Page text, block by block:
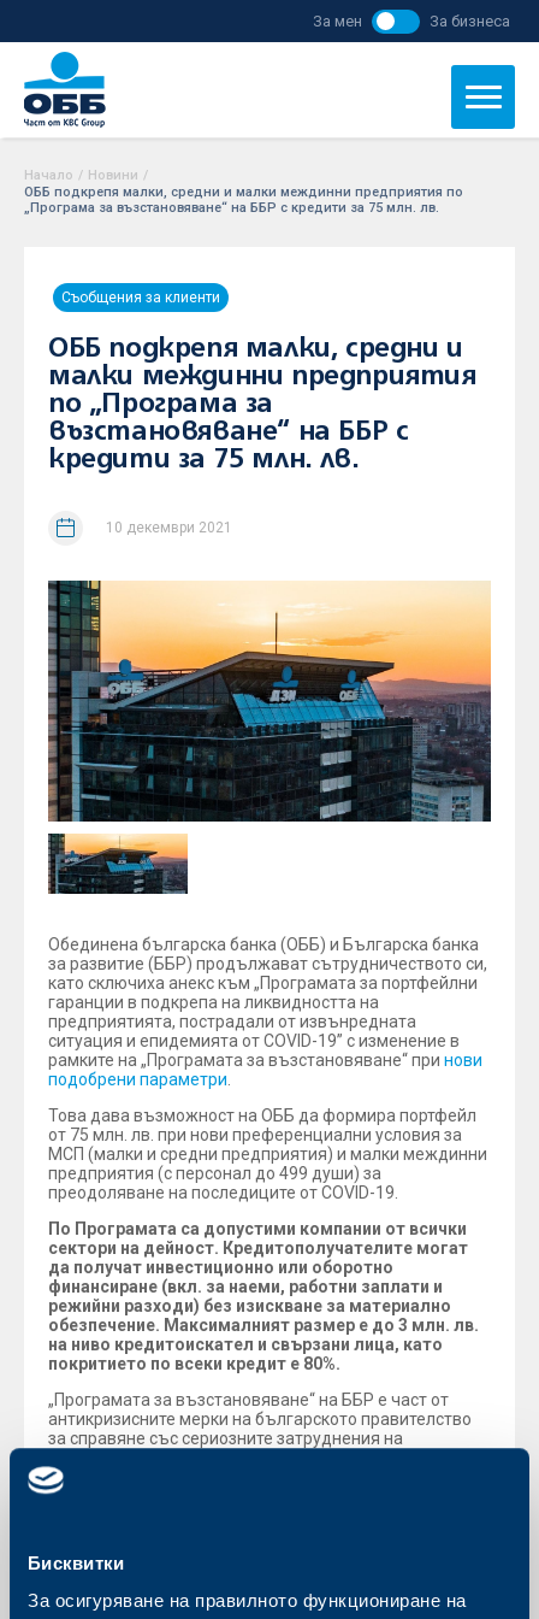
Бисквитки
За осигуряване на правилното функциониране на
За мен За бизнеса
Начало / Новини /
ОББ подкрепя малки, средни и малки междинни предприятия по
„Програма за възстановяване“ на ББР с кредити за 75 млн. лв.
Съобщения за клиенти
ОББ подкрепя малки, средни и
малки междинни предприятия
по „Програма за
възстановяване“ на ББР с
кредити за 75 млн. лв.
10 декември 2021
Обединена българска банка (ОББ) и Българска банка
за развитие (ББР) продължават сътрудничеството си,
като сключиха анекс към „Програмата за портфейлни
гаранции в подкрепа на ликвидността на
предприятията, пострадали от извънредната
ситуация и епидемията от СOVID-19” с изменение в
рамките на „Програмата за възстановяване“ при нови
подобрени параметри
Това дава възможност на ОББ да формира портфейл
от 75 млн. лв. при нови преференциални условия за
МСП (малки и средни предприятия) и малки междинни
предприятия (с персонал до 499 души) за
преодоляване на последиците от COVID-19.
По Програмата са допустими компании от всички
сектори на дейност. Кредитополучателите могат
да получат инвестиционно или оборотно
финансиране (вкл. за наеми, работни заплати и
режийни разходи) без изискване за материално
обезпечение. Максималният размер е до 3 млн. лв.
на ниво кредитоискател и свързани лица, като
покритието по всеки кредит е 80%.
„Програмата за възстановяване“ на ББР е част от
антикризисните мерки на българското правителство
за справяне със сериозните затруднения на
Гаранцията от ББР представлява държавна помощ,
предоставянето на която следва да отговаря и на
Обратно към всички новини